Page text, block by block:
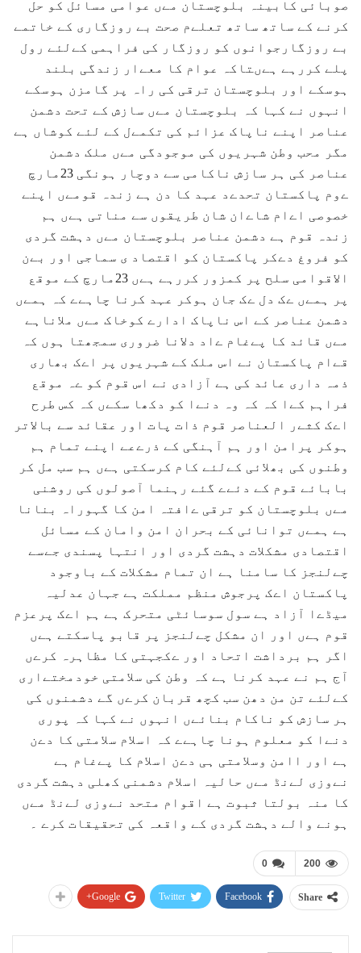
صوبائی کابینہ بلوچستان مےں عوامی مسائل کو حل
کرنے کے ساتھ ساتھ تعلےم صحت بے روزگاری کے خاتمے
بے روزگارجوانوں کو روزگار کی فراہمی کےلئے رول
پلے کررہے ہےںتاکہ عوام کا معےار زندگی بلند
ہوسکے اور بلوچستان ترقی کی راہ پر گامزن ہوسکے
انہوں نے کہا کہ بلوچستان مےں سازش کے تحت دشمن
عناصر اپنے ناپاک عزائم کی تکمےل کے لئے کوشاں ہے
مگر محب وطن شہریوں کی موجودگی مےں ملک دشمن
عناصر کی ہر سازش ناکامی سے دوچار ہونگی 23مارچ
ےوم پاکستان تحدےد عہد کا دن ہے زندہ قومےں اپنے
خصوصی اےام شاےان شان طریقوں سے مناتی ہےں ہم
زندہ قوم ہے دشمن عناصر بلوچستان مےں دہشت گردی
کو فروغ دےکر پاکستان کو اقتصاد ی سماجی اور بےن
الاقوامی سلح پر کمزور کررہے ہےں 23مارچ کے موقع
پر ہمےں ےک دل ےک جان ہوکر عہد کرنا چاہےے کہ ہمےں
دشمن عناصر کے اس ناپاک ادارے کوخاک مےں ملاناہے
مےں قائد کا پےغام ےاد دلانا ضروری سمجھتا ہوں کہ
قےام پاکستان نے اس ملک کے شہریوں پر اےک بھاری
ذمہ داری عائد کی ہے آزادی نے اس قوم کو ےہ موقع
فراہم کےا کہ کہ وہ دنےا کو دکھا سکےں کہ کس طرح
اےک کثےر العناصر قوم ذات پات اور عقائد سے بالاتر
ہوکر پرامن اور ہم آہنگی کے ذرےعے اپنے تمام ہم
وطنوں کی بھلائی کےلئے کام کرسکتی ہےں ہم سب مل کر
بابائے قوم کے دئےے گئے رہنما آصولوں کی روشنی
مےں بلوچستان کو ترقی ےافتہ امن کا گہوراہ بنانا
ہے ہمےں توانائی کے بحران امن وامان کے مسائل
اقتصادی مشکلات دہشت گردی اور انتہا پسندی جےسے
چےلنجز کا سامنا ہے ان تمام مشکلات کے باوجود
پاکستان اےک پرجوش منظم مملکت ہے جہان عدلیہ
میڈےا آزاد ہے سول سوسائٹی متحرک ہے ہم اےک پرعزم
قوم ہےں اور ان مشکل چےلنجز پر قابو پاسکتے ہےں
اگر ہم برداشت اتحاد اور ےکجہتی کا مظاہرہ کرےں
آج ہم نے عہد کرنا ہے کہ وطن کی سلامتی خودمختےاری
کےلئے تن من دھن سب کچھ قربان کرےں گے دشمنوں کی
ہر سازش کو ناکام بنائےں انہوں نے کہا کہ پوری
دنےا کو معلوم ہونا چاہےے کہ اسلام سلامتی کا دےن
ہے اور اامن وسلامتی ہی دےن اسلام کا پےغام ہے
نےوزی لےنڈ مےں حالیہ اسلام دشمنی کھلی دہشت گردی
کا منہ بولتا ثبوت ہے اقوام متحد نےوزی لےنڈ مےں
ہونے والے دہشت گردی کے واقعہ کی تحقیقات کرے ۔
0 200
Share
Facebook
Twitter
Google+